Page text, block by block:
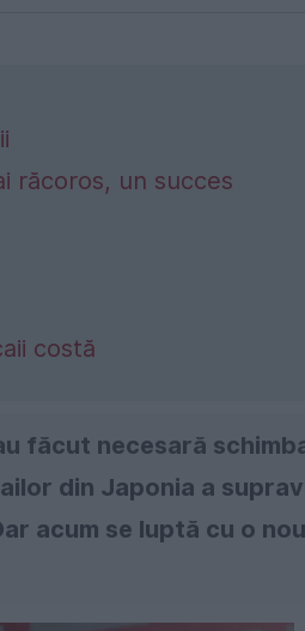
răcoros, un succes
costă
făcut necesară
din Japonia a
acum se luptă cu o